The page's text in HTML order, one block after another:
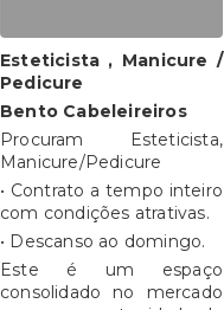
Esteticista , Manicure /
Pedicure
Bento Cabeleireiros
Procuram Esteticista,
Manicure/Pedicure
• Contrato a tempo inteiro
com condições atrativas.
• Descanso ao domingo.
Este é um espaço
consolidado no mercado